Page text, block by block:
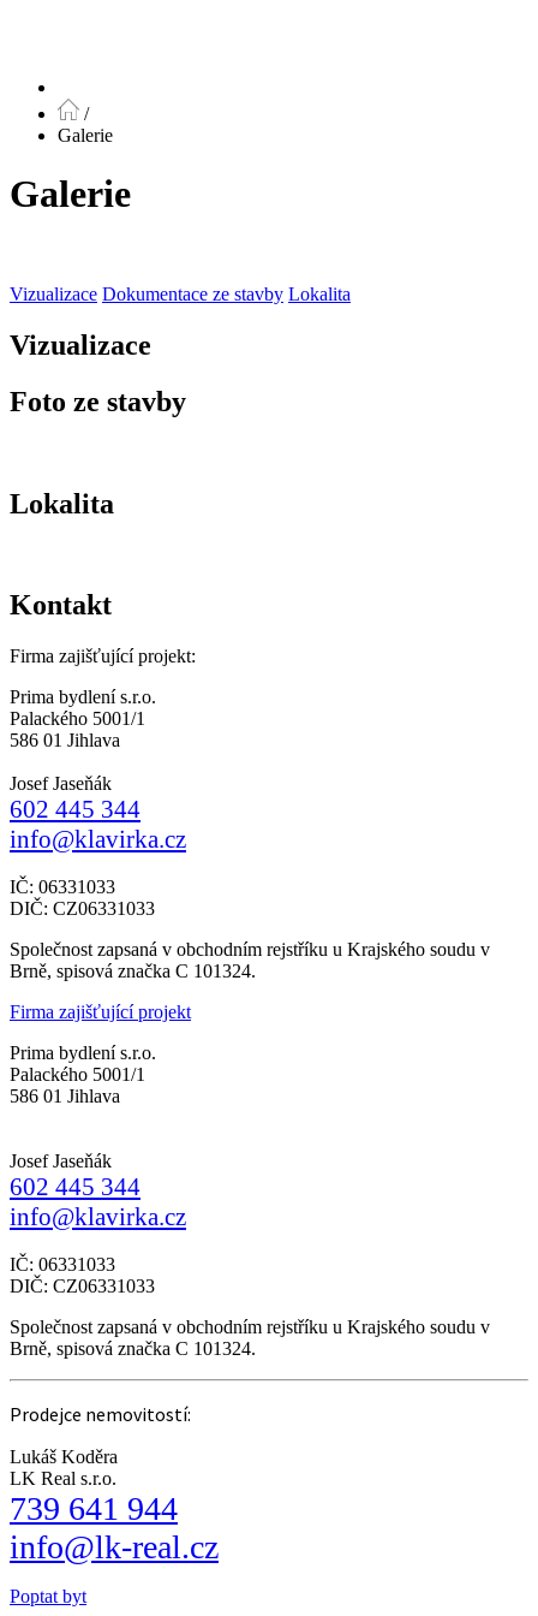
/
Galerie
Galerie
Vizualizace Dokumentace ze stavby Lokalita
Vizualizace
Foto ze stavby
Lokalita
Kontakt
Firma zajišťující projekt:
Prima bydlení s.r.o.
Palackého 5001/1
586 01 Jihlava
Josef Jaseňák
602 445 344
info@klavirka.cz
IČ: 06331033
DIČ: CZ06331033
Společnost zapsaná v obchodním rejstříku u Krajského soudu v
Brně, spisová značka C 101324.
Firma zajišťující projekt
Prima bydlení s.r.o.
Palackého 5001/1
586 01 Jihlava
Josef Jaseňák
602 445 344
info@klavirka.cz
IČ: 06331033
DIČ: CZ06331033
Společnost zapsaná v obchodním rejstříku u Krajského soudu v
Brně, spisová značka C 101324.
Prodejce nemovitostí:
Lukáš Koděra
LK Real s.r.o.
739 641 944
info@lk-real.cz
Poptat byt